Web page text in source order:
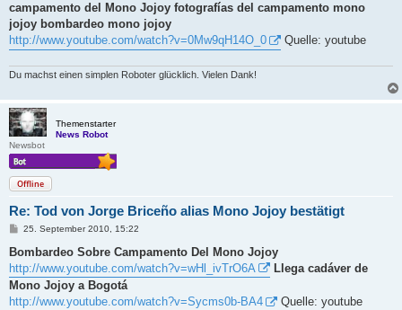
campamento del Mono Jojoy fotografías del campamento mono
jojoy bombardeo mono jojoy
http://www.youtube.com/watch?v=0Mw9qH14O_0
Quelle: youtube
Du machst einen simplen Roboter glücklich. Vielen Dank!
Themenstarter
News Robot
Newsbot
Offline
Re: Tod von Jorge Briceño alias Mono Jojoy bestätigt
B
i
r
a
g
25. September 2010, 15:22
Bombardeo Sobre Campamento Del Mono Jojoy
http://www.youtube.com/watch?v=wHl_ivTrO6A
Llega cadáver de
Mono Jojoy a Bogotá
http://www.youtube.com/watch?v=Sycms0b-BA4
Quelle: youtube